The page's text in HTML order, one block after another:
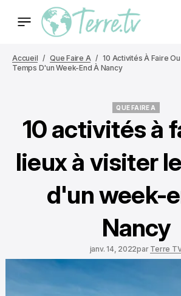
Accueil Que Faire A
10 Activités À Faire
Temps D'un Week-End À Nancy
QUE FAIRE A
10 activités à
lieux à visiter
d'un week-
Nancy
janv. 14, 2022par Terre